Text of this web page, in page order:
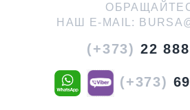
НАШ E-MAIL:
(+373) 22
(+373)